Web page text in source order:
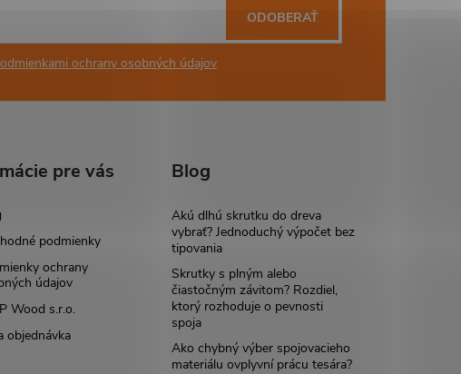
ochrany osobných údajov
ODOBERAŤ
pre vás
podmienky
ochrany
údajov
Wood s.r.o.
objednávka
Blog
Akú dlhú skrutku do dreva
vybrať? Jednoduchý výpočet bez
tipovania
Skrutky s plným alebo
čiastočným závitom? Rozdiel,
ktorý rozhoduje o pevnosti
spoja
Ako chybný výber spojovacieho
materiálu ovplyvní prácu tesára?